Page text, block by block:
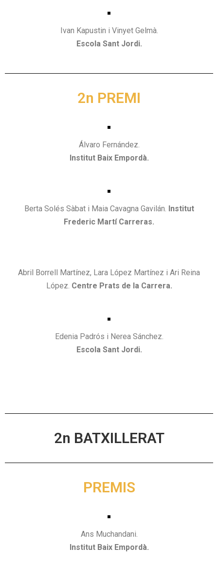
Ivan Kapustin i Vinyet Gelmà.
Escola Sant Jordi.
2n PREMI
Álvaro Fernández.
Institut Baix Empordà.
Berta Solés Sàbat i Maia Cavagna Gavilán. Institut
Frederic Martí Carreras.
Abril Borrell Martínez, Lara López Martínez i Ari Reina
López. Centre Prats de la Carrera.
Edenia Padrós i Nerea Sánchez.
Escola Sant Jordi.
2n BATXILLERAT
PREMIS
Ans Muchandani.
Institut Baix Empordà.